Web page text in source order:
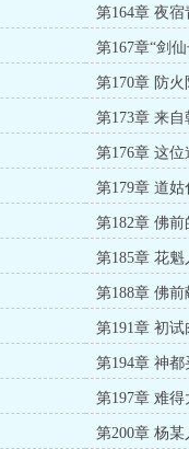
第164章 夜
第167章“剑
第170章 防火
第173章 来
第176章 这
第179章 道
第182章 佛
第185章 花
第188章 佛
第191章 初
第194章 神
第197章 难
第200章 杨某